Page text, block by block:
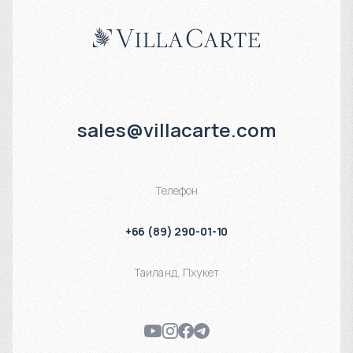
sales@villacarte.com
Телефон
+66 (89) 290-01-10
Таиланд, Пхукет